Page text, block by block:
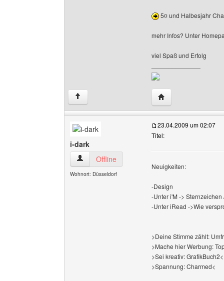
5¤ und Halbesjahr
mehr Infos? Unter
viel Spaß und Erfolg
↑ Website dieses
i-dark
i-dark Benutzer-Profile anzeigen
Offline
Wohnort: Düsseldorf
23.04.2009 um 02:07
Titel:
Neuigkeiten:
-Design
-Unter i'M -> Sternzeichen
-Unter iRead ->Wie
>Deine Stimme zählt:
>Mache hier Werbung:
>Sei kreativ: GrafikBuch2<
>Spannung: Charmed<